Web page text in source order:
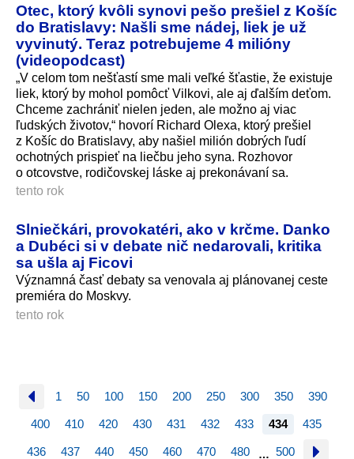
Otec, ktorý kvôli synovi pešo prešiel z Košíc
do Bratislavy: Našli sme nádej, liek je už
vyvinutý. Teraz potrebujeme 4 milióny
(videopodcast)
„V celom tom nešťastí sme mali veľké šťastie, že existuje
liek, ktorý by mohol pomôcť Vilkovi, ale aj ďalším deťom.
Chceme zachrániť nielen jeden, ale možno aj viac
ľudských životov,“ hovorí Richard Olexa, ktorý prešiel
z Košíc do Bratislavy, aby našiel milión dobrých ľudí
ochotných prispieť na liečbu jeho syna. Rozhovor
o otcovstve, rodičovskej láske aj prekonávaní sa.
tento rok
Slniečkári, provokatéri, ako v krčme. Danko
a Dubéci si v debate nič nedarovali, kritika
sa ušla aj Ficovi
Významná časť debaty sa venovala aj plánovanej ceste
premiéra do Moskvy.
tento rok
1 50 100 150 200 250 300 350 390
400 410 420 430 431 432 433 434 435
436 437 440 450 460 470 480 … 500